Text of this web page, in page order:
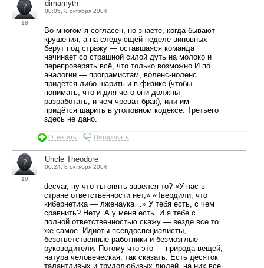
18
dimamyth
00:05, 8 октября 2004
Во многом я согласен, но знаете, когда бывают
крушения, а на следующей неделе виновных
берут под стражу — оставшаяся команда
начинает со страшной силой дуть на молоко и
перепроверять всё, что только возможно.И по
аналогии — програмистам, воленс-ноленс
придётся либо шарить и в физике (чтобы
понимать, что и для чего они должны
разработать, и чем чреват брак), или им
придётся шарить в уголовном кодексе. Третьего
здесь не дано.
Ответить Цитировать
19
Uncle Theodore
00:24, 8 октября 2004
decvar, ну что ты опять завелся-то? «У нас в
стране ответственности нет,» «Твердили, что
кибернетика — лженаука…» У тебя есть, с чем
сравнить? Нету. А у меня есть. И я тебе с
полной ответственностью скажу — везде все то
же самое. Идиоты-псевдоспециалисты,
безответственные работники и безмозглые
руководители. Потому что это — природа вещей,
натура человеческая, так сказать. Есть десяток
талантливых и трудолюбивых людей, на них все